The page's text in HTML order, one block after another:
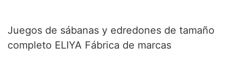
Juegos de sábanas y edredones de tamaño
completo ELIYA Fábrica de marcas